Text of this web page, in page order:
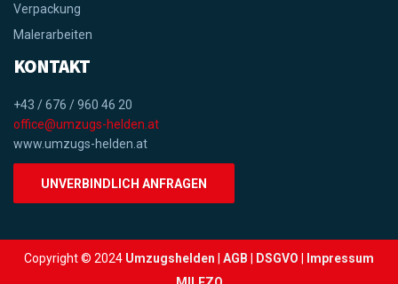
Verpackung
Malerarbeiten
KONTAKT
+43 / 676 / 960 46 20
office@umzugs-helden.at
www.umzugs-helden.at
UNVERBINDLICH ANFRAGEN
Copyright © 2024 Umzugshelden | AGB | DSGVO | Impressum